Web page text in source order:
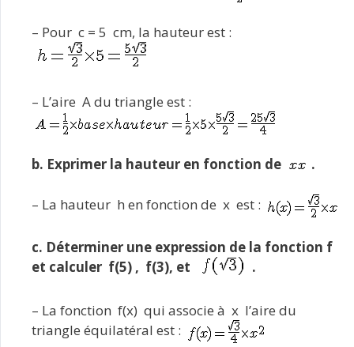
– Pour c = 5 cm, la hauteur est :
– L’aire A du triangle est :
b. Exprimer la hauteur en fonction de .
– La hauteur h en fonction de x est :
c. Déterminer une expression de la fonction f
et calculer f(5) , f(3), et
.
– La fonction f(x) qui associe à x l’aire du
triangle équilatéral est :